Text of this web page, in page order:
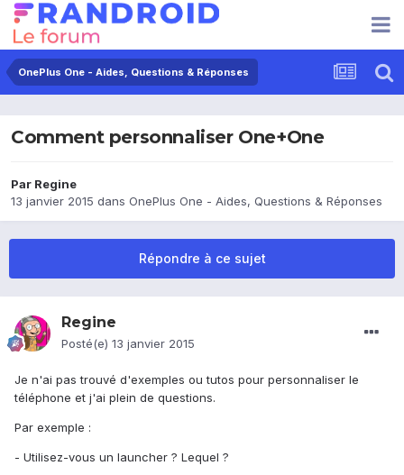
OnePlus One - Aides, Questions & Réponses
Comment personnaliser One+One
Par Regine
13 janvier 2015 dans OnePlus One - Aides, Questions & Réponses
Répondre à ce sujet
Regine
Posté(e) 13 janvier 2015
Je n'ai pas trouvé d'exemples ou tutos pour personnaliser le
téléphone et j'ai plein de questions.
Par exemple :
- Utilisez-vous un launcher ? Lequel ?